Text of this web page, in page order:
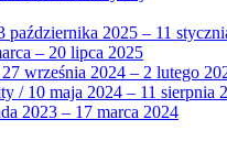
października 2025 – 11
– 20 lipca 2025
września 2024 – 2 lutego
/ 10 maja 2024 – 11 sierpnia
2023 – 17 marca 2024